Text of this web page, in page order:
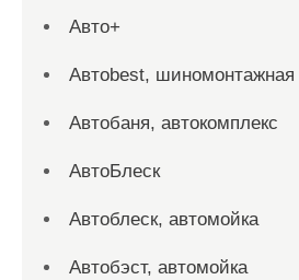
Авто+
Автоbest, шиномонтажная
Автобаня, автокомплекс
АвтоБлеск
Автоблеск, автомойка
Автобэст, автомойка